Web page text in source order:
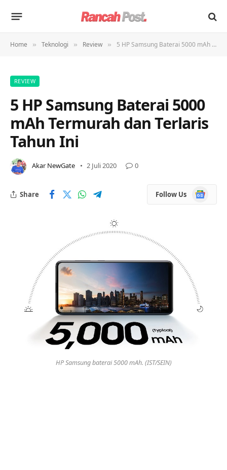
Home » Teknologi » Review » 5 HP Samsung Baterai 5000 mAh Termurah dan Terlaris Tahun Ini
REVIEW
5 HP Samsung Baterai 5000
mAh Termurah dan Terlaris
Tahun Ini
Akar NewGate 2 Juli 2020 0
Share Follow Us
Google
News
HP Samsung baterai 5000 mAh. (IST/SEIN)